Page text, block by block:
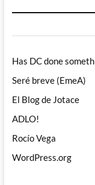
Has DC done
Seré breve (EmeA)
El Blog de Jotace
ADLO!
Rocío Vega
WordPress.org